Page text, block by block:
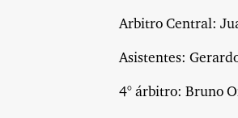
Arbitro Central:
Asistentes:
4° árbitro: Bruno